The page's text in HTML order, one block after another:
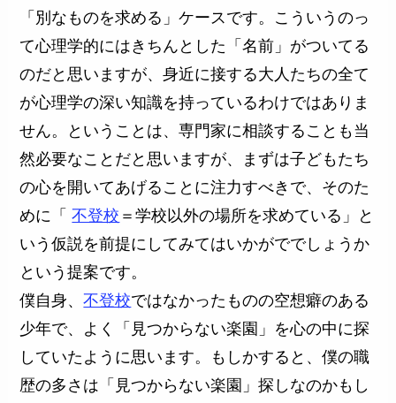
「別なものを求める」ケースです。こういうのっ
て心理学的にはきちんとした「名前」がついてる
のだと思いますが、身近に接する大人たちの全て
が心理学の深い知識を持っているわけではありま
せん。ということは、専門家に相談することも当
然必要なことだと思いますが、まずは子どもたち
の心を開いてあげることに注力すべきで、そのた
めに「不登校 ＝学校以外の場所を求めている」と
いう仮説を前提にしてみてはいかがででしょうか
という提案です。
僕自身、不登校ではなかったものの空想癖のある
少年で、よく「見つからない楽園」を心の中に探
していたように思います。もしかすると、僕の職
歴の多さは「見つからない楽園」探しなのかもし